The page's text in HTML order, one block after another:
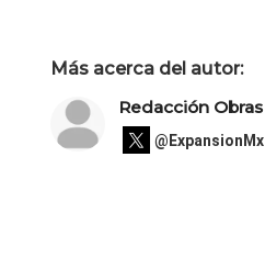
Más acerca del autor:
Redacción Obras
@ExpansionMx